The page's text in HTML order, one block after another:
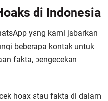
di Indonesia
yang kami jabarkan
beberapa kontak untuk
fakta, pengecekan
hoax atau fakta di dalam